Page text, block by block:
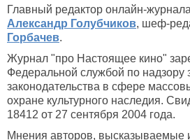
Главный редактор онлайн-
Александр Голубчиков, шеф-
Горбачев.
Журнал "про Настоящее кино"
Федеральной службой по надзору
законодательства в сфере
охране культурного наследия.
18412 от 27 сентября 2004 года.
Мнения авторов, высказываемые